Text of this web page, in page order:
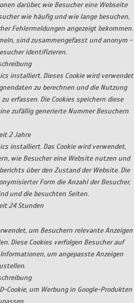
darüber, wie Besucher eine Webseite
wie häufig und wie lange besuchen,
Fehlermeldungen angezeigt bekommen.
sind zusammengefasst und anonym -
identifizieren.
installiert. Dieses Cookie wird verwendet
zu berechnen und die Nutzung
erfassen. Die Cookies speichern diese
zufällig generierte Nummer Besuchern
2 Jahre
installiert. Das Cookie wird verwendet,
wie Besucher eine Website nutzen und
über den Zustand der Website. Die
Form die Anzahl der Besucher,
und die besuchten Seiten.
24 Stunden
um Besuchern relevante Anzeigen
Diese Cookies verfolgen Besucher auf
um angepasste Anzeigen
Cookie, um Werbung in Google-Produkten